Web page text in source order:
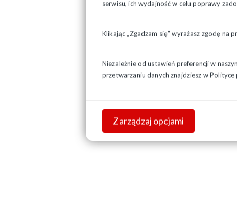
serwisu, ich wydajność w celu poprawy
Klikając „Zgadzam się” wyrażasz zgodę na
Niezależnie od ustawień preferencji w
przetwarzaniu danych znajdziesz wPolityce
Zarządzaj opcjami
zakupy
od 1